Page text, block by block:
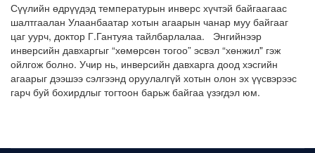
НӨӨЦТЭЙ БАЙНА
8 сарын 05, 2026
Тэгш, сондгойгоор зааглан шатахуун олгосноор
өдрийн ачаалал ХОЁР ДАХИН БУУРСАН
8 сарын 05, 2026
Сүүлийн өдрүүдэд температурын инверс хүчтэй байгаагаас
шалтгаалан Улаанбаатар хотын агаарын чанар муу байгааг
цаг уурч, доктор Г.Гантуяа тайлбарлалаа. Энгийнээр
инверсийн давхаргыг “хөмөрсөн тогоо” эсвэл “хөнжил" гэж
ойлгож болно. Учир нь, инверсийн давхарга доод хэсгийн
агаарыг дээшээ сэлгээнд оруулалгүй хотын олон эх үүсвэрээс
гарч буй бохирдлыг тогтоон барьж байгаа үзэгдэл юм.